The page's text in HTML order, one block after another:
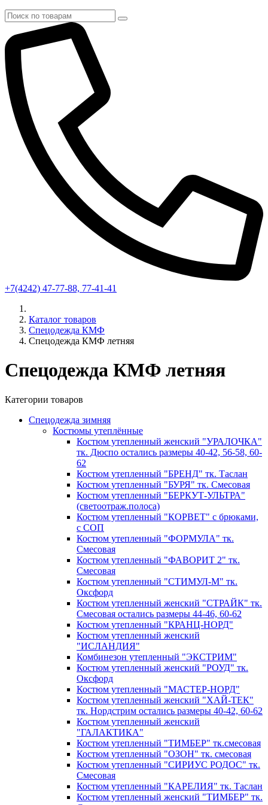
+7(4242) 47-77-88, 77-41-41
Каталог товаров
Спецодежда КМФ
Спецодежда КМФ летняя
Спецодежда КМФ летняя
Категории товаров
Спецодежда зимняя
Костюмы утеплённые
Костюм утепленный женский "УРАЛОЧКА"
тк. Дюспо остались размеры 40-42, 56-58, 60-
62
Костюм утепленный "БРЕНД" тк. Таслан
Костюм утепленный "БУРЯ" тк. Смесовая
Костюм утепленный "БЕРКУТ-УЛЬТРА"
(светоотраж.полоса)
Костюм утепленный "КОРВЕТ" с брюками,
с СОП
Костюм утепленный "ФОРМУЛА" тк.
Смесовая
Костюм утепленный "ФАВОРИТ 2" тк.
Смесовая
Костюм утепленный "СТИМУЛ-М" тк.
Оксфорд
Костюм утепленный женский "СТРАЙК" тк.
Смесовая остались размеры 44-46, 60-62
Костюм утепленный "КРАНЦ-НОРД"
Костюм утепленный женский
"ИСЛАНДИЯ"
Комбинезон утепленный "ЭКСТРИМ"
Костюм утепленный женский "РОУД" тк.
Оксфорд
Костюм утепленный "МАСТЕР-НОРД"
Костюм утепленный женский "ХАЙ-ТЕК"
тк. Нордстрим остались размеры 40-42, 60-62
Костюм утепленный женский
"ГАЛАКТИКА"
Костюм утепленный "ТИМБЕР" тк.смесовая
Костюм утепленный "ОЗОН" тк. смесовая
Костюм утепленный "СИРИУС РОДОС" тк.
Смесовая
Костюм утепленный "КАРЕЛИЯ" тк. Таслан
Костюм утепленный женский "ТИМБЕР" тк.